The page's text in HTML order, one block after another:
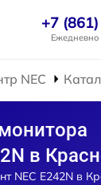
+7
NEC
в
NEC E242N в